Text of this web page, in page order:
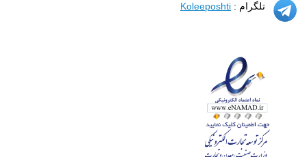
تلگرام : Koleeposhti